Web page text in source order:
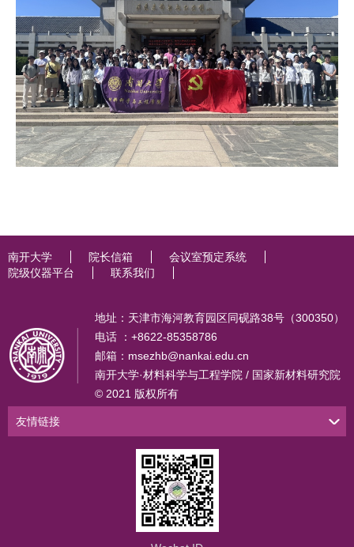
南开大学 院长信箱
会议室预定系统
院级仪器平台
联系我们
地址：天津市海河教育园区同砚路38号（300350）
电话 ：+8622-85358786
邮箱：msezhb@nankai.edu.cn
南开大学·材料科学与工程学院 / 国家新材料研究院
© 2021 版权所有
友情链接